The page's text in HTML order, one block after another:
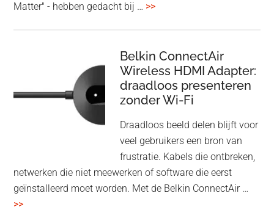
Matter" - hebben gedacht bij … >>overHoofdtelefoon
Speaker
in
een
twist
Belkin ConnectAir
Wireless HDMI Adapter:
draadloos presenteren
zonder Wi-Fi
Draadloos beeld delen blijft voor
veel gebruikers een bron van
frustratie. Kabels die ontbreken,
netwerken die niet meewerken of software die eerst
geïnstalleerd moet worden. Met de Belkin ConnectAir …
>>overBelkin